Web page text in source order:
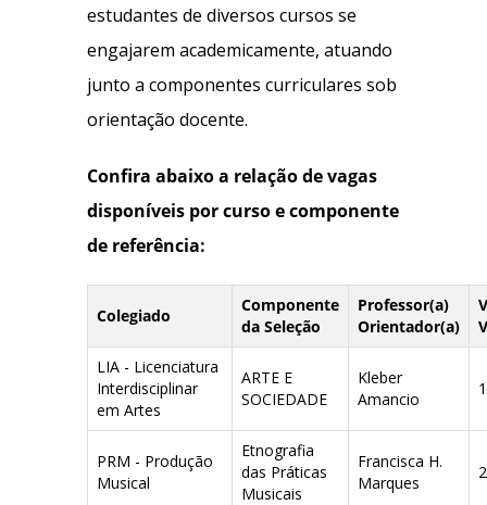
estudantes de diversos cursos se
engajarem academicamente, atuando
junto a componentes curriculares sob
orientação docente.
Confira abaixo a relação de vagas
disponíveis por curso e componente
de referência:
Colegiado
Componente
da Seleção
Professor(a)
Orientador(a)
LIA - Licenciatura
Interdisciplinar
em Artes
ARTE E
SOCIEDADE
Kleber
Amancio
1
PRM - Produção
Musical
Etnografia
das Práticas
Musicais
Francisca H.
Marques
2